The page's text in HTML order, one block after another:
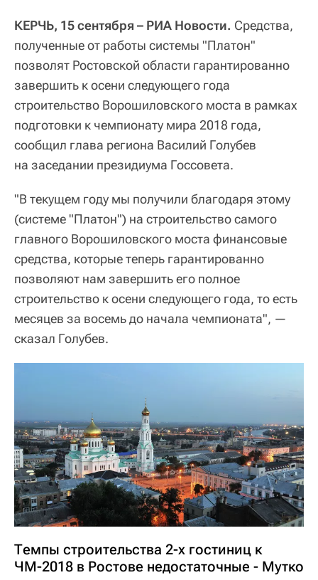
КЕРЧЬ, 15 сентября – РИА Новости. Средства,
полученные от работы системы "Платон"
позволят Ростовской области гарантированно
завершить к осени следующего года
строительство Ворошиловского моста в рамках
подготовки к чемпионату мира 2018 года,
сообщил глава региона Василий Голубев
на заседании президиума Госсовета.
"В текущем году мы получили благодаря этому
(системе "Платон") на строительство самого
главного Ворошиловского моста финансовые
средства, которые теперь гарантированно
позволяют нам завершить его полное
строительство к осени следующего года, то есть
месяцев за восемь до начала чемпионата", —
сказал Голубев.
Темпы строительства 2-х гостиниц к
ЧМ-2018 в Ростове недостаточные - Мутко